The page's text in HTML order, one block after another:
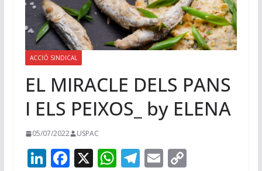
ACCIÓ SINDICAL
EL MIRACLE DELS PANS
I ELS PEIXOS_ by ELENA
05/07/2022 USPAC
Li F X W T E C